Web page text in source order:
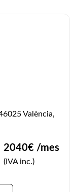
València,
2040€ /mes
(IVA inc.)